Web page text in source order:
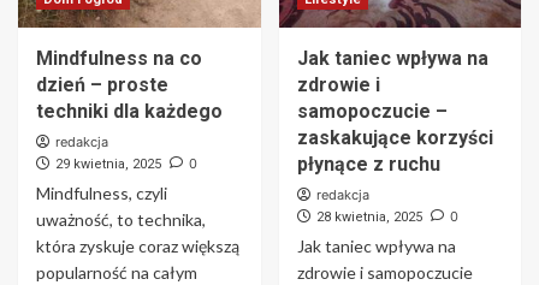
Mindfulness na co
dzień – proste
techniki dla każdego
redakcja
29 kwietnia, 2025 0
Mindfulness, czyli
uważność, to technika,
która zyskuje coraz większą
popularność na całym
Jak taniec wpływa na
zdrowie i
samopoczucie –
zaskakujące korzyści
płynące z ruchu
redakcja
28 kwietnia, 2025 0
Jak taniec wpływa na
zdrowie i samopoczucie